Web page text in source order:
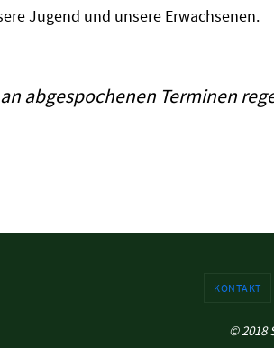
Jugend und unsere Erwachsenen.
abgespochenen Terminen
KONTAKT
© 2018